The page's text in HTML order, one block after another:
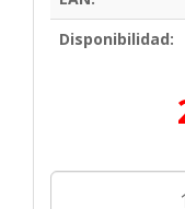
Disponibilidad: